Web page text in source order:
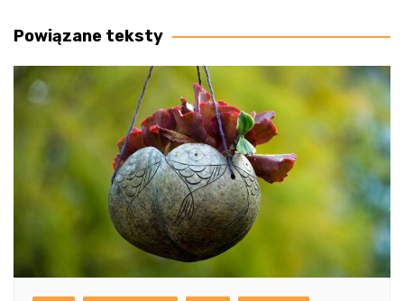
Powiązane teksty